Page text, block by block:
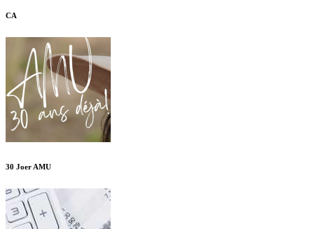
CA
30 Joer AMU